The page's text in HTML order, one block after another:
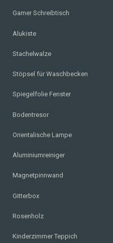
Gamer Schreibtisch
Alukiste
Stachelwalze
Stöpsel für Waschbecken
Spiegelfolie Fenster
Bodentresor
Orientalische Lampe
Aluminiumreiniger
Magnetpinnwand
Gitterbox
Rosenholz
Kinderzimmer Teppich